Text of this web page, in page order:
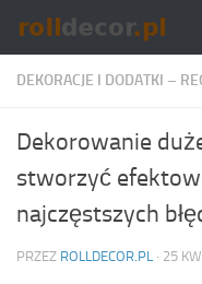
Skip to content
DEKORACJE I DODATKI –
Dekorowanie
stworzyć
najczęstszych
PRZEZ ROLLDECOR.PL · 25